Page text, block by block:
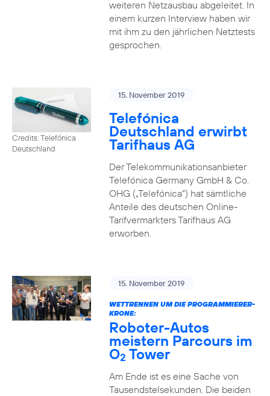
weiteren Netzausbau abgeleitet. In
einem kurzen Interview haben wir
mit ihm zu den jährlichen Netztests
gesprochen.
Credits: Telefónica
Deutschland
15. November 2019
Telefónica
Deutschland erwirbt
Tarifhaus AG
Der Telekommunikationsanbieter
Telefónica Germany GmbH & Co.
OHG („Telefónica“) hat sämtliche
Anteile des deutschen Online-
Tarifvermarkters Tarifhaus AG
erworben.
15. November 2019
WETTRENNEN UM DIE PROGRAMMIERER-
KRONE:
Roboter-Autos
meistern Parcours im
O2 Tower
Am Ende ist es eine Sache von
Tausendstelsekunden. Die beiden